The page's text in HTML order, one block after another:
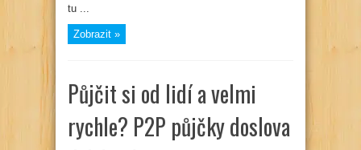
tu ...
Zobrazit »
Půjčit si od lidí a velmi
rychle? P2P půjčky doslova